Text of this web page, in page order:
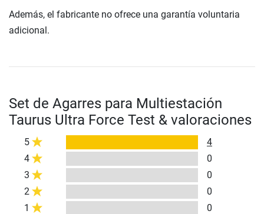
Además, el fabricante no ofrece una garantía voluntaria
adicional.
Set de Agarres para Multiestación
Taurus Ultra Force Test & valoraciones
5
4
4
0
3
0
2
0
1
0